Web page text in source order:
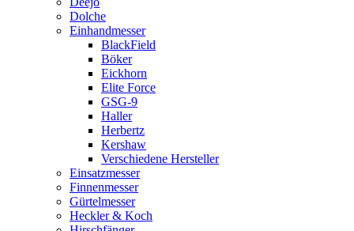
Dolche
Einhandmesser
BlackField
Böker
Eickhorn
Elite Force
GSG-9
Haller
Herbertz
Kershaw
Verschiedene Hersteller
Einsatzmesser
Finnenmesser
Gürtelmesser
Heckler & Koch